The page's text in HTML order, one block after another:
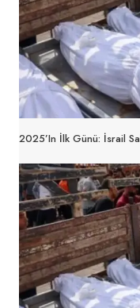
2025’in İlk Günü: İsrail